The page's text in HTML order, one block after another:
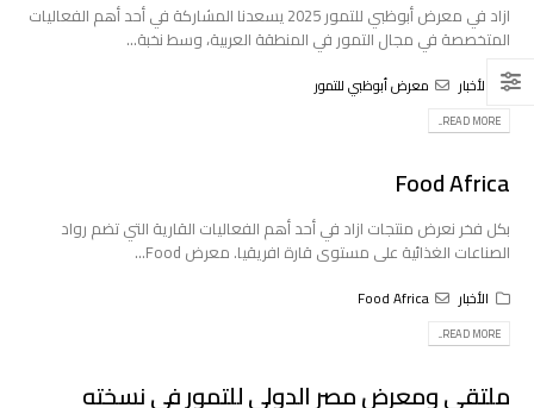
ازاد في معرض أبوظبي للتمور 2025 يسعدنا المشاركة في أحد أهم الفعاليات
المتخصصة في مجال التمور في المنطقة العربية، وسط نخبة...
الأخبار معرض أبوظبي للتمور
READ MORE...
Food Africa
بكل فخر نعرض منتجات ازاد في أحد أهم الفعاليات القارية التي تضم رواد
الصناعات الغذائية على مستوى قارة افريقيا. معرض Food...
الأخبار Food Africa
READ MORE...
ملتقى ومعرض مصر الدولى للتمور في نسخته